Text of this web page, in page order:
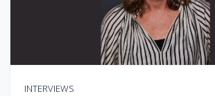
INTERVIEWS